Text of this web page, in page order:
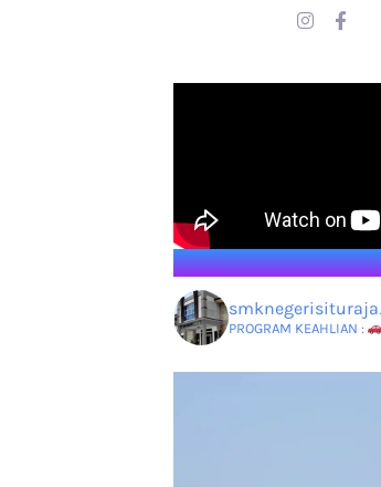
PROGRAM KEAHLIAN :